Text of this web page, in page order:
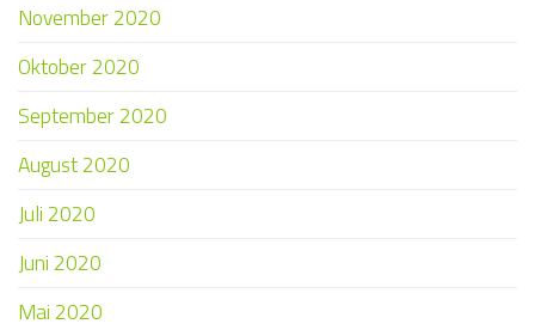
November 2020
Oktober 2020
September 2020
August 2020
Juli 2020
Juni 2020
Mai 2020